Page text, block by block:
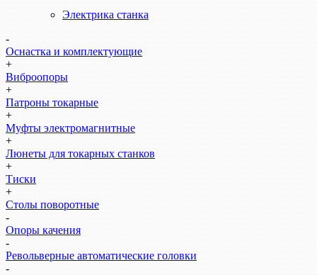
Электрика станка
-
Оснастка и комплектующие
+
Виброопоры
+
Патроны токарные
+
Муфты электромагнитные
+
Люнеты для токарных станков
+
Тиски
+
Столы поворотные
-
Опоры качения
-
Револьверные автоматические головки
-